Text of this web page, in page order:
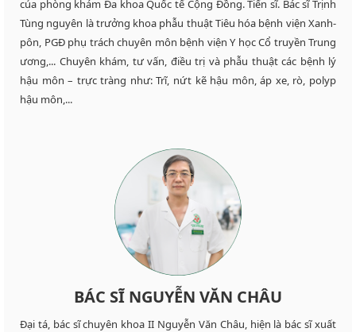
của phòng khám Đa khoa Quốc tế Cộng Đồng. Tiến sĩ. Bác sĩ Trịnh
Tùng nguyên là trưởng khoa phẫu thuật Tiêu hóa bệnh viện Xanh-
pôn, PGĐ phụ trách chuyên môn bệnh viện Y học Cổ truyền Trung
ương,... Chuyên khám, tư vấn, điều trị và phẫu thuật các bệnh lý
hậu môn – trực tràng như: Trĩ, nứt kẽ hậu môn, áp xe, rò, polyp
hậu môn,...
BÁC SĨ NGUYỄN VĂN CHÂU
Đại tá, bác sĩ chuyên khoa II Nguyễn Văn Châu, hiện là bác sĩ xuất